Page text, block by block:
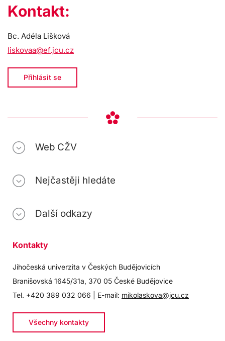
Kontakt:
Bc. Adéla Lišková
liskovaa@ef.jcu.cz
Přihlásit se
Web CŽV
Nejčastěji hledáte
Další odkazy
Kontakty
Jihočeská univerzita v Českých Budějovicích
Branišovská 1645/31a, 370 05 České Budějovice
Tel. +420 389 032 066 | E-mail: mikolaskova@jcu.cz
Všechny kontakty